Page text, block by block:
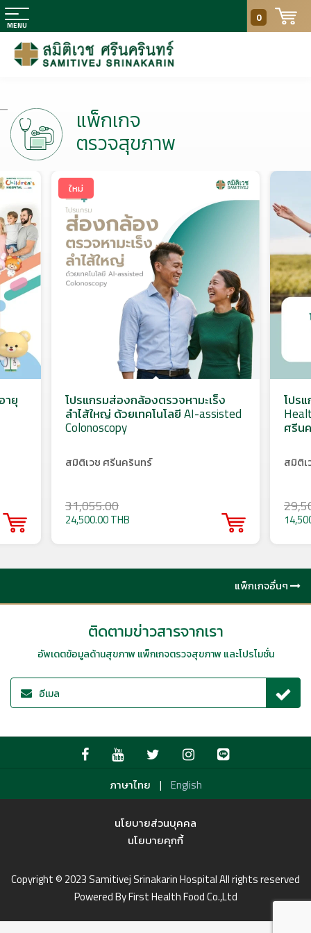
0
แพ็กเกจ
ตรวจสุขภาพ
ายุ
ใหม่
โปรแกรมส่องกล้องตรวจหามะเร็ง
ลำไส้ใหญ่ ด้วยเทคโนโลยี AI-assisted
Colonoscopy
สมิติเวช ศรีนครินทร์
31,055.00
24,500.00 THB
โปร
ศรีน
สมิติ
แพ็กเกจอื่นๆ
ติดตามข่าวสารจากเรา
อัพเดตข้อมูลด้านสุขภาพ แพ็กเกจตรวจสุขภาพ และโปรโมชั่น
ภาษาไทย | English
นโยบายส่วนบุคคล
นโยบายคุกกี้
Copyright © 2023 Samitivej Srinakarin Hospital All rights reserved
Powered By First Health Food Co.,Ltd